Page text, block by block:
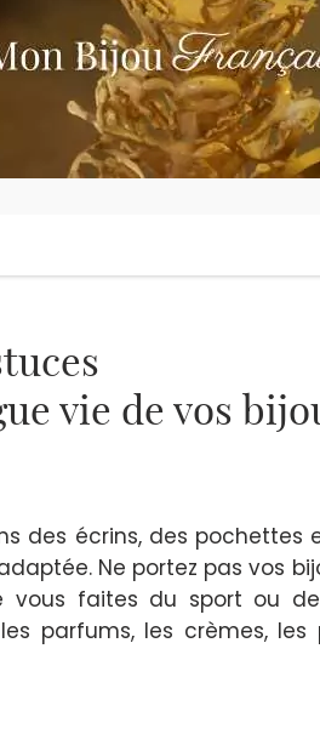
vie de vos
des écrins, des pochettes
Ne portez pas vos
vous faites du sport ou
parfums, les crèmes, les